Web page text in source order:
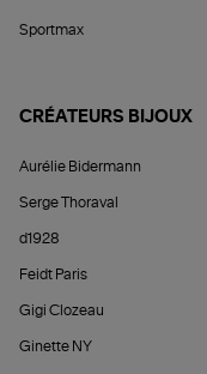
Sportmax
CRÉATEURS BIJOUX
Aurélie Bidermann
Serge Thoraval
d1928
Feidt Paris
Gigi Clozeau
Ginette NY